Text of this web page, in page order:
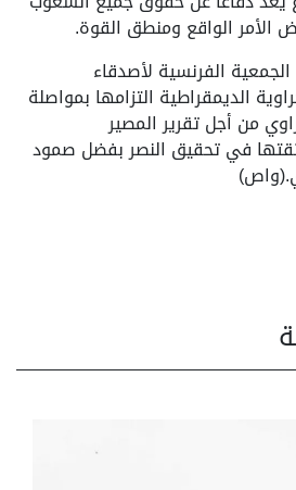
الواقع ومنطق القوة.
الفرنسية لأصدقاء
الديمقراطية التزامها بمواصلة
من أجل تقرير المصير
في تحقيق النصر بفضل صمود